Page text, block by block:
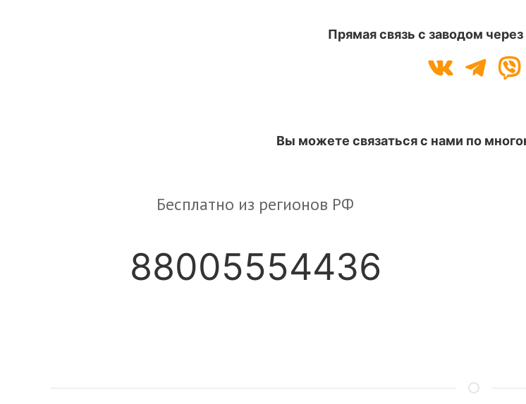
Прямая связь с заводом
Вы можете связаться с нами по
Бесплатно из регионов РФ
88005554436